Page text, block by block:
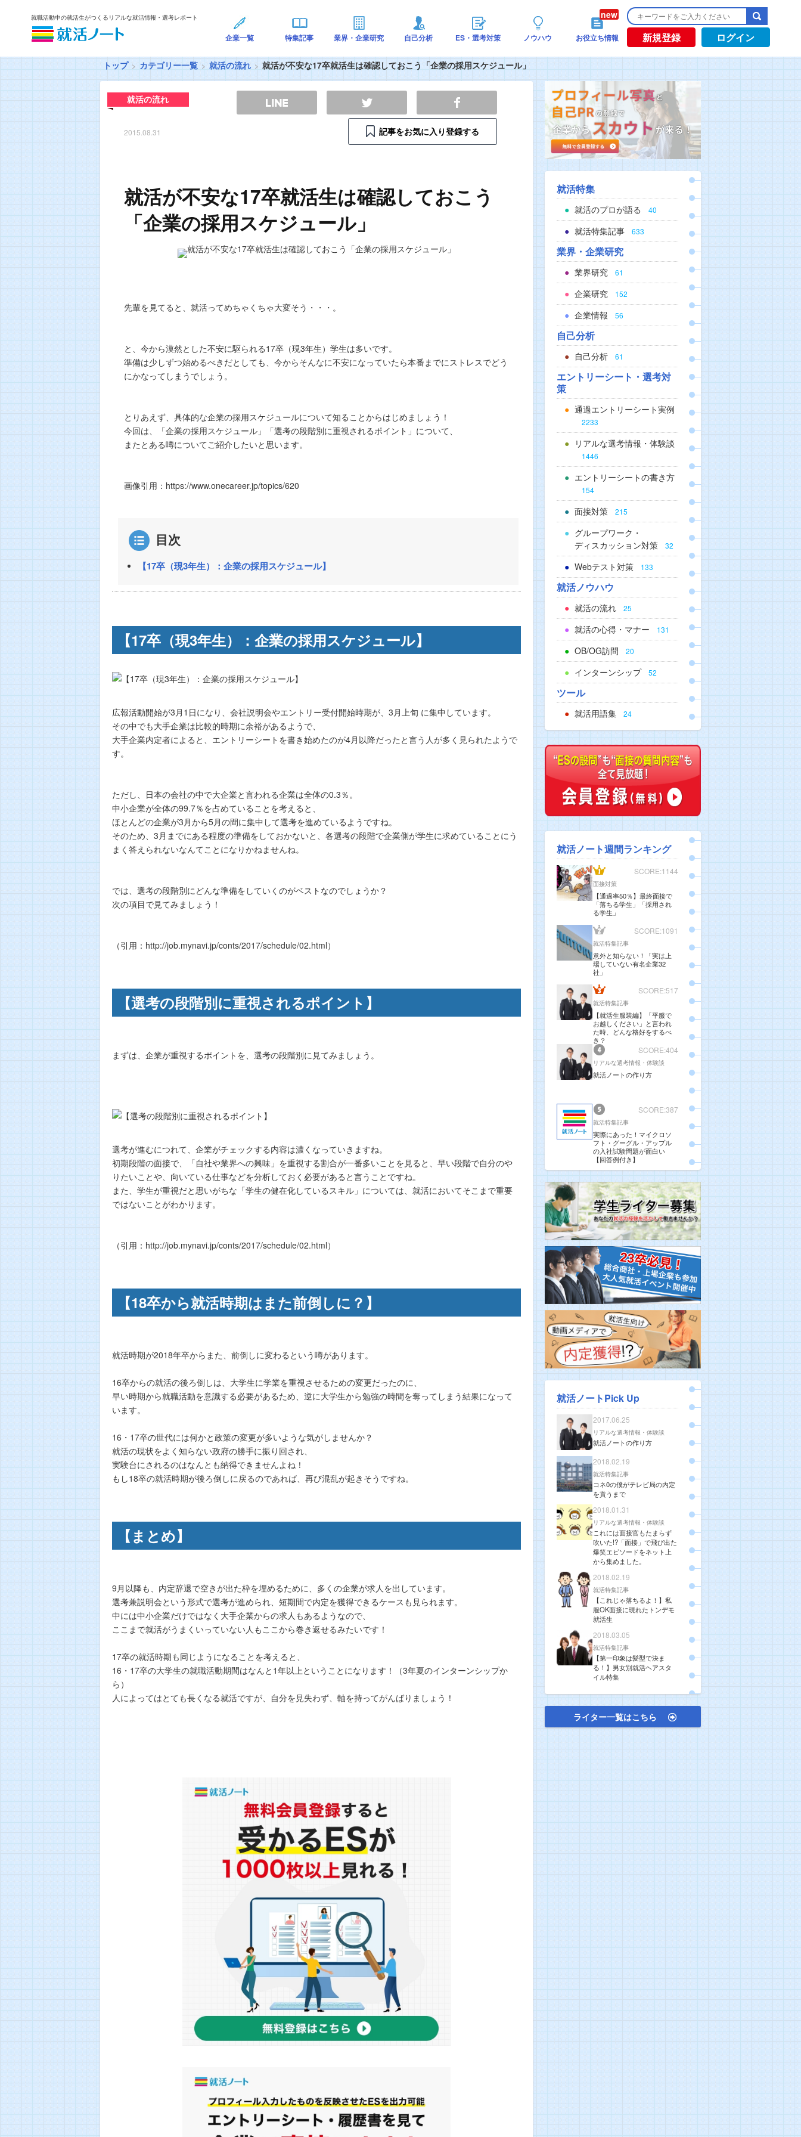
就職活動中の就活生がつくるリアルな就活情報・選考レポート
企業一覧 特集記事 業界・企業研究 自己分析 ES・選考対策 ノウハウ お役立ち情報 新規登録 ログイン
トップ カテゴリー一覧 就活の流れ 就活が不安な17卒就活生は確認しておこう「企業の採用スケジュール」
就活の流れ
2015.08.31 記事をお気に入り登録する
就活が不安な17卒就活生は確認しておこう
「企業の採用スケジュール」
先輩を見てると、就活ってめちゃくちゃ大変そう・・・。
と、今から漠然とした不安に駆られる17卒（現3年生）学生は多いです。
準備は少しずつ始めるべきだとしても、今からそんなに不安になっていたら本番までにストレスでどう
にかなってしまうでしょう。
とりあえず、具体的な企業の採用スケジュールについて知ることからはじめましょう！
今回は、「企業の採用スケジュール」「選考の段階別に重視されるポイント」について、
またとある噂についてご紹介したいと思います。
画像引用：https://www.onecareer.jp/topics/620
目次
【17卒（現3年生）：企業の採用スケジュール】
【17卒（現3年生）：企業の採用スケジュール】
広報活動開始が3月1日になり、会社説明会やエントリー受付開始時期が、3月上旬 に集中しています。
その中でも大手企業は比較的時期に余裕があるようで、
大手企業内定者によると、エントリーシートを書き始めたのが4月以降だったと言う人が多く見られたようで
す。
ただし、日本の会社の中で大企業と言われる企業は全体の0.3％。
中小企業が全体の99.7％を占めていることを考えると、
ほとんどの企業が3月から5月の間に集中して選考を進めているようですね。
そのため、3月までにある程度の準備をしておかないと、各選考の段階で企業側が学生に求めていることにう
まく答えられないなんてことになりかねませんね。
では、選考の段階別にどんな準備をしていくのがベストなのでしょうか？
次の項目で見てみましょう！
（引用：http://job.mynavi.jp/conts/2017/schedule/02.html）
【選考の段階別に重視されるポイント】
まずは、企業が重視するポイントを、選考の段階別に見てみましょう。
選考が進むにつれて、企業がチェックする内容は濃くなっていきますね。
初期段階の面接で、「自社や業界への興味」を重視する割合が一番多いことを見ると、早い段階で自分のや
りたいことや、向いている仕事などを分析しておく必要があると言うことですね。
また、学生が重視だと思いがちな「学生の健在化しているスキル」については、就活においてそこまで重要
ではないことがわかります。
（引用：http://job.mynavi.jp/conts/2017/schedule/02.html）
【18卒から就活時期はまた前倒しに？】
就活時期が2018年卒からまた、前倒しに変わるという噂があります。
16卒からの就活の後ろ倒しは、大学生に学業を重視させるための変更だったのに、
早い時期から就職活動を意識する必要があるため、逆に大学生から勉強の時間を奪ってしまう結果になって
います。
16・17卒の世代には何かと政策の変更が多いような気がしませんか？
就活の現状をよく知らない政府の勝手に振り回され、
実験台にされるのはなんとも納得できませんよね！
もし18卒の就活時期が後ろ倒しに戻るのであれば、再び混乱が起きそうですね。
【まとめ】
9月以降も、内定辞退で空きが出た枠を埋めるために、多くの企業が求人を出しています。
選考兼説明会という形式で選考が進められ、短期間で内定を獲得できるケースも見られます。
中には中小企業だけではなく大手企業からの求人もあるようなので、
ここまで就活がうまくいっていない人もここから巻き返せるみたいです！
17卒の就活時期も同じようになることを考えると、
16・17卒の大学生の就職活動期間はなんと1年以上ということになります！（3年夏のインターンシップか
ら）
人によってはとても長くなる就活ですが、自分を見失わず、軸を持ってがんばりましょう！
就活特集
就活のプロが語る 40
就活特集記事 633
業界・企業研究
業界研究 61
企業研究 152
企業情報 56
自己分析
自己分析 61
エントリーシート・選考対
策
通過エントリーシート実例
2233
リアルな選考情報・体験談
1446
エントリーシートの書き方
154
面接対策 215
グループワーク・
ディスカッション対策
32
Webテスト対策 133
就活ノウハウ
就活の流れ 25
就活の心得・マナー 131
OB/OG訪問 20
インターンシップ 52
ツール
就活用語集 24
就活ノート週間ランキング
SCORE:1144
面接対策
【通過率50％】最終面接で
「落ちる学生」「採用され
る学生」
SCORE:1091
就活特集記事
意外と知らない！「実は上
場していない有名企業32
社」
SCORE:517
就活特集記事
【就活生服装編】「平服で
お越しください」と言われ
た時、どんな格好をするべ
き？
SCORE:404
リアルな選考情報・体験談
就活ノートの作り方
SCORE:387
就活特集記事
実際にあった！マイクロソ
フト・グーグル・アップル
の入社試験問題が面白い
【回答例付き】
就活ノートPick Up
2017.06.25
リアルな選考情報・体験談
就活ノートの作り方
2018.02.19
就活特集記事
コネ0の僕がテレビ局の内定
を貰うまで
2018.01.31
リアルな選考情報・体験談
これには面接官もたまらず
吹いた!?「面接」で飛び出た
爆笑エピソードをネット上
から集めました。
2018.02.19
就活特集記事
【これじゃ落ちるよ！】私
服OK面接に現れたトンデモ
就活生
2018.03.05
就活特集記事
【第一印象は髪型で決ま
る！】男女別就活ヘアスタ
イル特集
ライター一覧はこちら